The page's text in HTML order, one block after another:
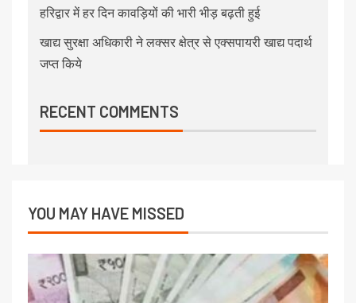
हरिद्वार में हर दिन कावड़ियों की भारी भीड़ बढ़ती हुई
खाद्य सुरक्षा अधिकारी ने लक्सर क्षेत्र से एक्सपायरी खाद्य पदार्थ
जप्त किये
RECENT COMMENTS
YOU MAY HAVE MISSED